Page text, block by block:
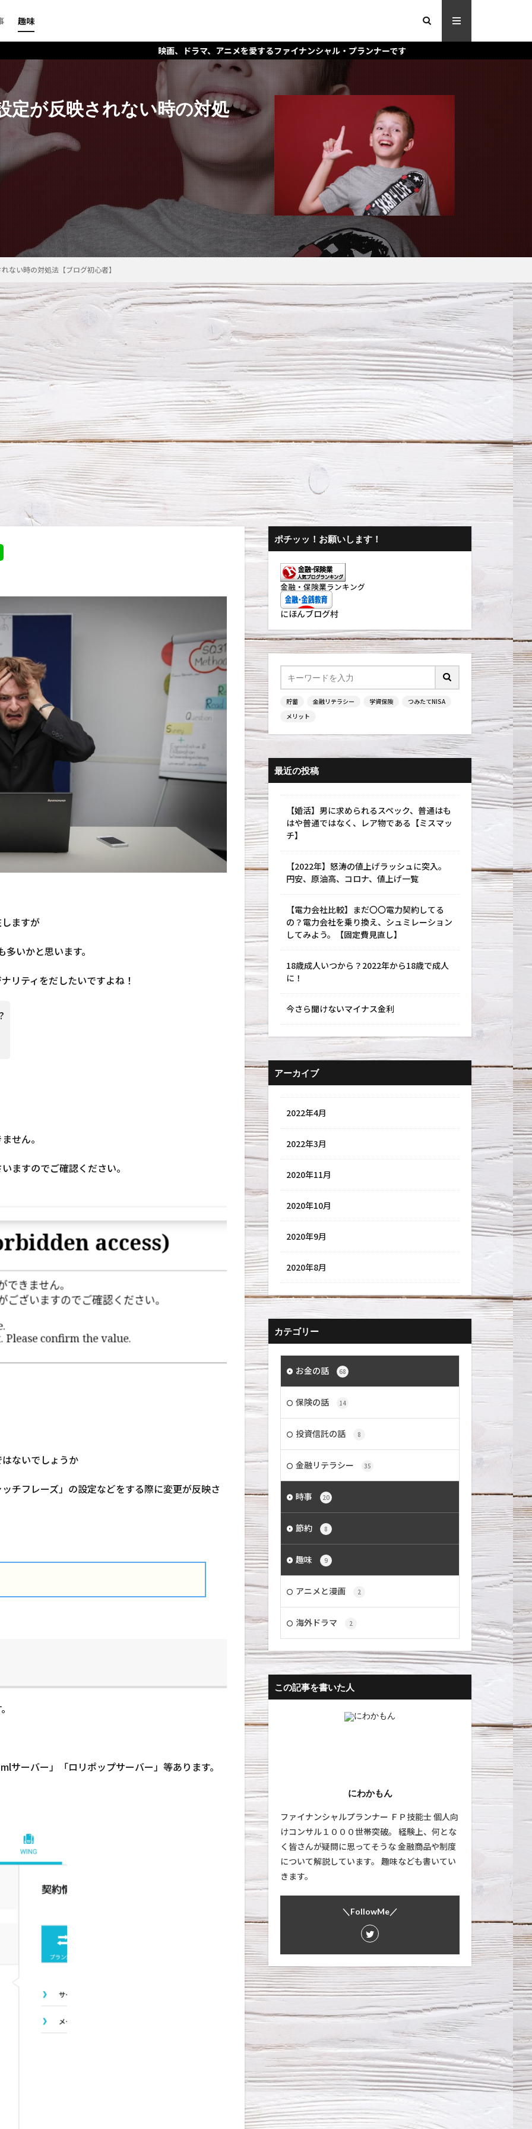
趣味
映画、ドラマ、アニメを愛するファイナンシャル・プランナーです
定が反映されない時の対処
い時の対処法【ブログ初心者】
ますが
いかと思います。
リティをだしたいですよね！
せん。
ますのでご確認ください。
ないでしょうか
チフレーズ」の設定などをする際に変更が反映さ
ーバー」「ロリポップサーバー」等あります。
ポチッッ！お願いします！
金融・保険業ランキング
にほんブログ村
貯蓄 金融リテラシー 学資保険
つみたてNISA
メリット
最近の投稿
【婚活】男に求められるスペック、普通はも
はや普通ではなく、レア物である【ミスマッ
チ】
【2022年】怒涛の値上げラッシュに突入。
円安、原油高、コロナ、値上げ一覧
【電力会社比較】まだ〇〇電力契約してる
の？電力会社を乗り換え、シュミレーション
してみよう。【固定費見直し】
18歳成人いつから？2022年から18歳で成人
に！
今さら聞けないマイナス金利
アーカイブ
2022年4月
2022年3月
2020年11月
2020年10月
2020年9月
2020年8月
カテゴリー
お金の話 68
保険の話 14
投資信託の話 8
金融リテラシー 35
時事 20
節約 8
趣味 9
アニメと漫画 2
海外ドラマ 2
この記事を書いた人
にわかもん
ファイナンシャルプランナー ＦＰ技能士 個人向
けコンサル１０００世帯突破。 経験上、何とな
く皆さんが疑問に思ってそうな 金融商品や制度
について解説しています。 趣味なども書いてい
きます。
＼FollowMe／